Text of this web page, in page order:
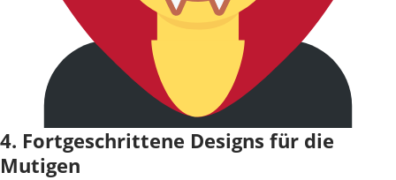
4. Fortgeschrittene Designs für die
Mutigen